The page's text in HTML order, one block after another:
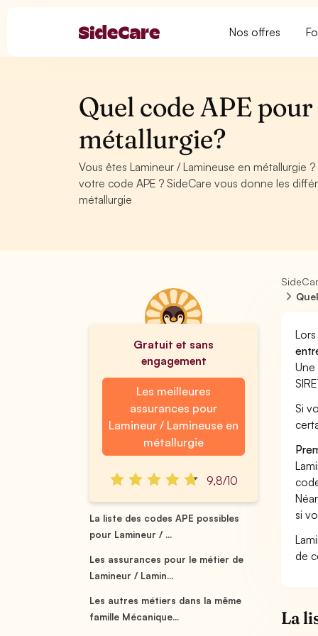
Nos offres
Quel code APE
métallurgie?
Vous êtes Lamineur / Lamineuse en métallurgie
votre code APE ? SideCare vous donne les
métallurgie
Gratuit et sans
engagement
Les meilleures
assurances pour
Lamineur / Lamineuse en
métallurgie
9,8/10
La liste des codes APE possibles
pour Lamineur / ...
Les assurances pour le métier de
Lamineur / Lamin...
Les autres métiers dans la même
famille Mécanique...
Une
Si
si
de
La